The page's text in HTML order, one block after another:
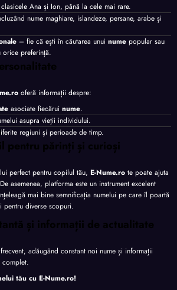
Ana și Ion, până la cele mai rare.
nume maghiare, islandeze, persane, arabe și
– fie că ești în căutarea unui nume popular sau
orice preferință.
oferă informații despre:
asociate fiecărui nume.
asupra vieții individului.
regiuni și perioade de timp.
pentru părinți și curioși
perfect pentru copilul tău, E-Nume.ro te poate ajuta
asemenea, platforma este un instrument excelent
mai bine semnificația numelui pe care îl poartă
pentru diverse scopuri.
și informații de actualitate
adăugând constant noi nume și informații
complet.
tău cu E-Nume.ro!